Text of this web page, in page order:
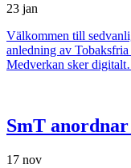
23 jan
Välkommen till
anledning av
Medverkan sker
SmT
17 nov